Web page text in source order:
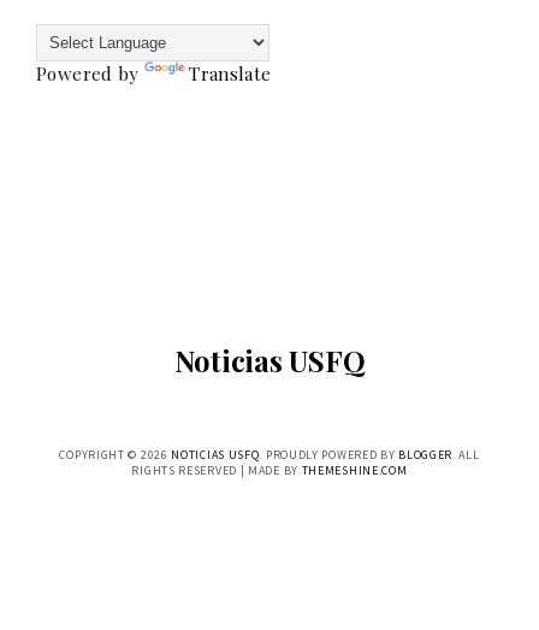
Powered by Translate
Noticias USFQ
COPYRIGHT © 2026 NOTICIAS USFQ. PROUDLY POWERED BY BLOGGER. ALL
RIGHTS RESERVED | MADE BY THEMESHINE.COM